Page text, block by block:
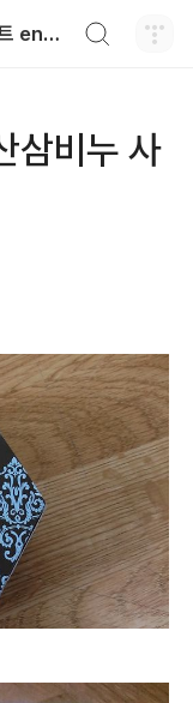
와일드진생WG엔터테인먼트 entertainment
삼비누 사